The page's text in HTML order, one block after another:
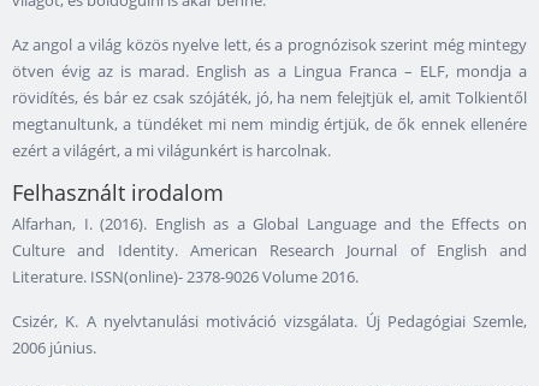
Az angol a világ közös nyelve lett, és a prognózisok szerint még mintegy
ötven évig az is marad. English as a Lingua Franca – ELF, mondja a
rövidítés, és bár ez csak szójáték, jó, ha nem felejtjük el, amit Tolkientől
megtanultunk, a tündéket mi nem mindig értjük, de ők ennek ellenére
ezért a világért, a mi világunkért is harcolnak.
Felhasznált irodalom
Alfarhan, I. (2016). English as a Global Language and the Effects on
Culture and Identity. American Research Journal of English and
Literature. ISSN(online)- 2378-9026 Volume 2016.
Csizér, K. A nyelvtanulási motiváció vizsgálata. Új Pedagógiai Szemle,
2006 június.